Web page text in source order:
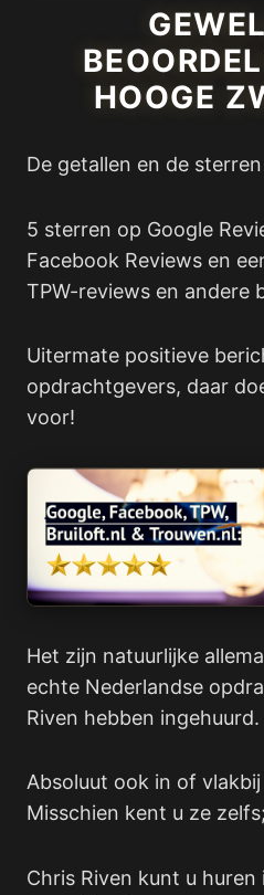
HOOGE
De getallen en de
5 sterren op Google
Facebook Reviews en
TPW-reviews en andere
Uitermate positieve
opdrachtgevers, daar
voor!
Het zijn natuurlijke
echte Nederlandse
Riven hebben ingehuurd.
Absoluut ook in of
Misschien kent u ze
Chris Riven kunt u huren